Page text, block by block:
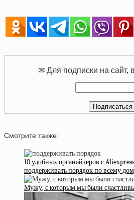
✉ Для подписки на сайт,
Смотрите также:
10 удобных органайзеров с
поддерживать порядок по всему
Мужу, с которым мы были